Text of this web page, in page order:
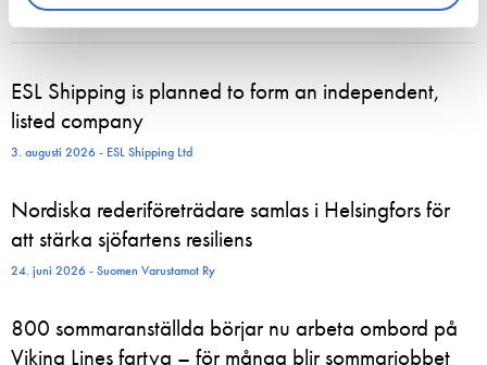
ESL Shipping is planned to form an independent,
listed company
3. augusti 2026 - ESL Shipping Ltd
Nordiska rederiföreträdare samlas i Helsingfors för
att stärka sjöfartens resiliens
24. juni 2026 - Suomen Varustamot Ry
800 sommaranställda börjar nu arbeta ombord på
Viking Lines fartyg – för många blir sommarjobbet